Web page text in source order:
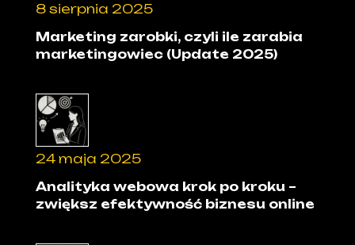
8 sierpnia 2025
Marketing zarobki, czyli ile zarabia
marketingowiec (Update 2025)
24 maja 2025
Analityka webowa krok po kroku –
zwiększ efektywność biznesu online